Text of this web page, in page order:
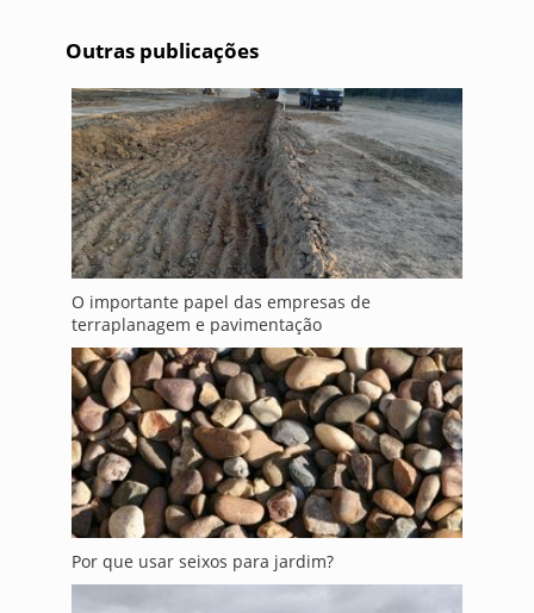
Outras publicações
O importante papel das empresas de
terraplanagem e pavimentação
Por que usar seixos para jardim?